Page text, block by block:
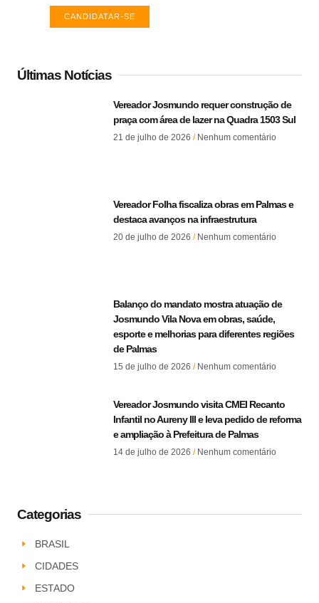
CANDIDATAR-SE
Últimas Notícias
Vereador Josmundo requer construção de
praça com área de lazer na Quadra 1503 Sul
21 de julho de 2026 Nenhum comentário
Vereador Folha fiscaliza obras em Palmas e
destaca avanços na infraestrutura
20 de julho de 2026 Nenhum comentário
Balanço do mandato mostra atuação de
Josmundo Vila Nova em obras, saúde,
esporte e melhorias para diferentes regiões
de Palmas
15 de julho de 2026 Nenhum comentário
Vereador Josmundo visita CMEI Recanto
Infantil no Aureny III e leva pedido de reforma
e ampliação à Prefeitura de Palmas
14 de julho de 2026 Nenhum comentário
Categorias
BRASIL
CIDADES
ESTADO